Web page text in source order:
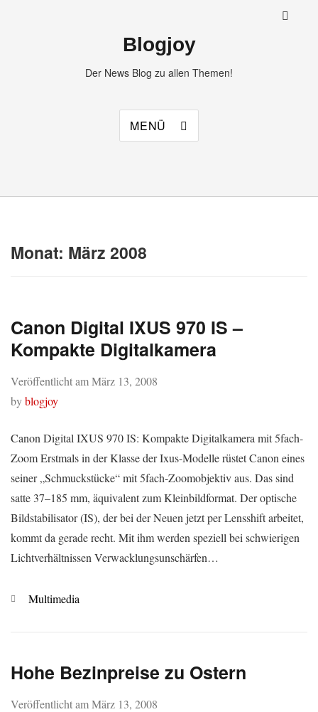
Blogjoy
Der News Blog zu allen Themen!
MENÜ
Monat: März 2008
Canon Digital IXUS 970 IS –
Kompakte Digitalkamera
Veröffentlicht amMärz 13, 2008
byblogjoy
Canon Digital IXUS 970 IS: Kompakte Digitalkamera mit 5fach-
Zoom Erstmals in der Klasse der Ixus-Modelle rüstet Canon eines
seiner „Schmuckstücke“ mit 5fach-Zoomobjektiv aus. Das sind
satte 37–185 mm, äquivalent zum Kleinbildformat. Der optische
Bildstabilisator (IS), der bei der Neuen jetzt per Lensshift arbeitet,
kommt da gerade recht. Mit ihm werden speziell bei schwierigen
Lichtverhältnissen Verwacklungsunschärfen…
Kategorien
Multimedia
Hohe Bezinpreise zu Ostern
Veröffentlicht amMärz 13, 2008